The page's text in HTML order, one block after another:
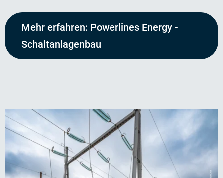
Mehr erfahren: Powerlines Energy -
Schaltanlagenbau